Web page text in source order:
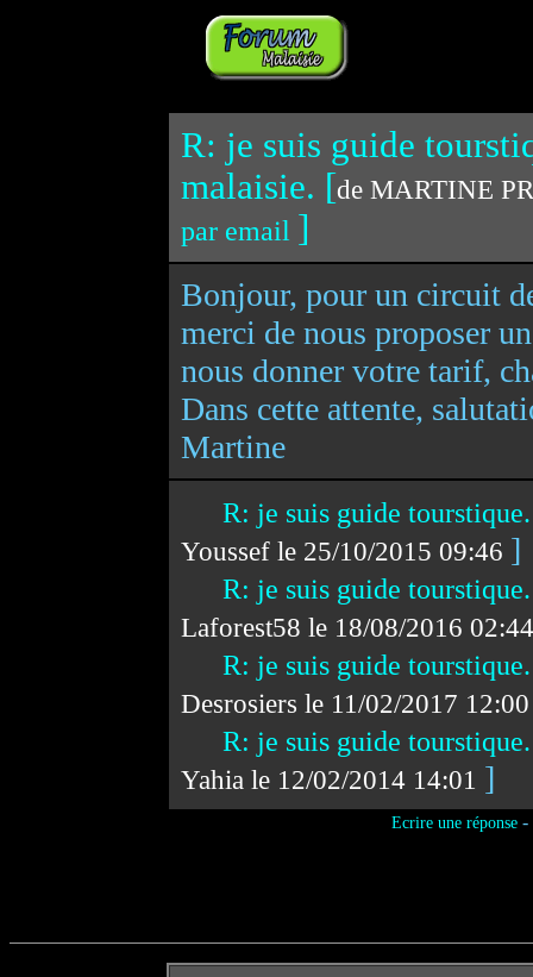
R: je suis guide
malaisie. [de MARTINE
par email ]
Bonjour, pour un circuit
merci de nous proposer
nous donner votre tarif,
Dans cette attente,
Martine
R: je suis guide
Youssef le 25/10/2015 09:46 ]
R: je suis guide
Laforest58 le 18/08/2016
R: je suis guide
Desrosiers le 11/02/2017
R: je suis guide
Yahia le 12/02/2014 14:01 ]
Ecrire une réponse-